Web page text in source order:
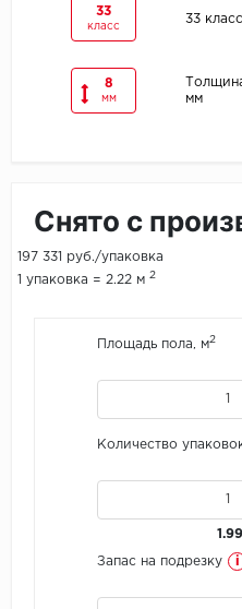
33
класс
33 класс
8
мм
мм
Снято с
197 331 руб./упаковка
1 упаковка = 2.22 м 2
Площадь пола, м2
Количество
Запас на подрезку i